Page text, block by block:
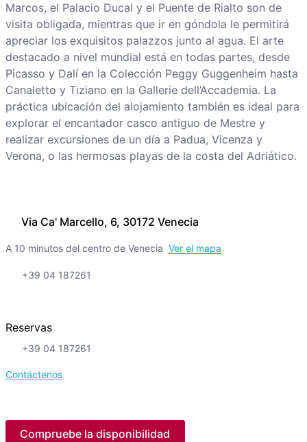
Via Ca' Marcello, 6, 30172 Venecia
A 10 minutos del centro de Venecia Ver el mapa
+39 04 187261
Reservas
+39 04 187261
Contáctenos
Compruebe la disponibilidad
Marcos, el Palacio Ducal y el Puente de Rialto son de
visita obligada, mientras que ir en góndola le permitirá
apreciar los exquisitos palazzos junto al agua. El arte
destacado a nivel mundial está en todas partes, desde
Picasso y Dalí en la Colección Peggy Guggenheim hasta
Canaletto y Tiziano en la Gallerie dell’Accademia. La
práctica ubicación del alojamiento también es ideal para
explorar el encantador casco antiguo de Mestre y
realizar excursiones de un día a Padua, Vicenza y
Verona, o las hermosas playas de la costa del Adriático.